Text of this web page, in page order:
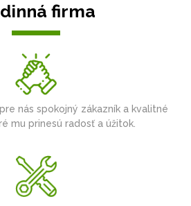
firma
nás spokojný zákazník a kvalitné
mu prinesú radosť a úžitok.